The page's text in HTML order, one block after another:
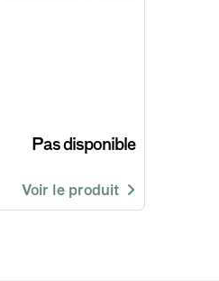
Pas disponible
Voir le produit